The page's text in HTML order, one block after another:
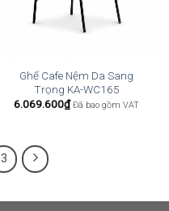
Ghế Cafe Nệm Da Sang
Trọng KA-WC165
6.069.600₫ Đã bao gồm VAT
3